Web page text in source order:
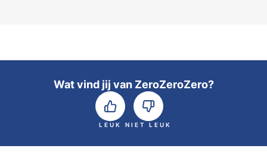
Wat vind jij van ZeroZeroZero?
LEUK NIET LEUK